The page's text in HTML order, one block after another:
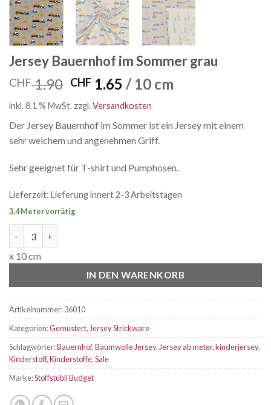
Jersey Bauernhof im Sommer grau
CHF1.90 Ursprünglicher
war:
CHF 1.90
CHF 1.65 Aktueller
ist:
CHF 1.65.
/ 10 cm
inkl. 8.1 % MwSt. zzgl.Versandkosten
Der Jersey Bauernhof im Sommer ist ein Jersey mit einem
sehr weichem und angenehmen Griff.
Sehr geeignet für T-shirt und Pumphosen.
Lieferzeit: Lieferung innert 2-3 Arbeitstagen
3.4 Meter vorrätig
x 10 cm
IN DEN WARENKORB
Artikelnummer:36010
Kategorien:Gemustert, Jersey Strickware
Schlagwörter:Bauernhof,Baumwolle Jersey, Jersey ab meter,kinderjersey,
Kinderstoff,Kinderstoffe,Sale
Marke:Stoffstübli Budget